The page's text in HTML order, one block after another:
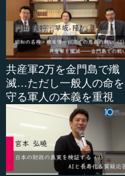
共産軍2万を金門島で殲
滅…ただし一般人の命を
守る軍人の本義を重視